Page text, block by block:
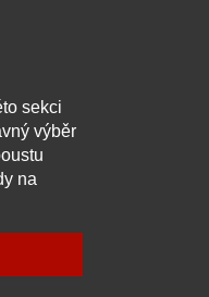
sekci
výběr
na